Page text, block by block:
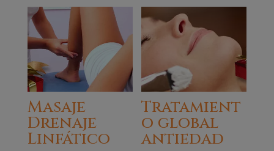
Masaje
Drenaje
Linfático
Tratamient
o global
antiedad